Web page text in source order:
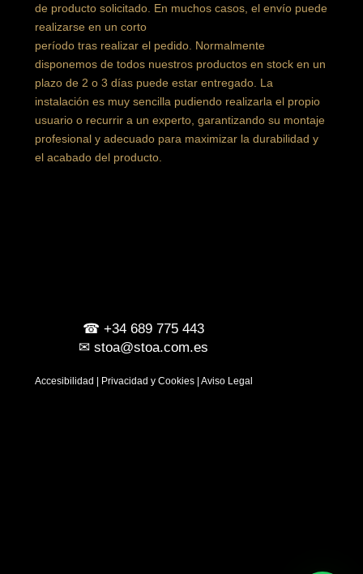
de producto solicitado. En muchos casos, el envío puede
realizarse en un corto
período tras realizar el pedido. Normalmente
disponemos de todos nuestros productos en stock en un
plazo de 2 o 3 días puede estar entregado. La
instalación es muy sencilla pudiendo realizarla el propio
usuario o recurrir a un experto, garantizando su montaje
profesional y adecuado para maximizar la durabilidad y
el acabado del producto.
☎+34 689 775 443
✉stoa@stoa.com.es
Accesibilidad Privacidad y Cookies| Aviso Legal